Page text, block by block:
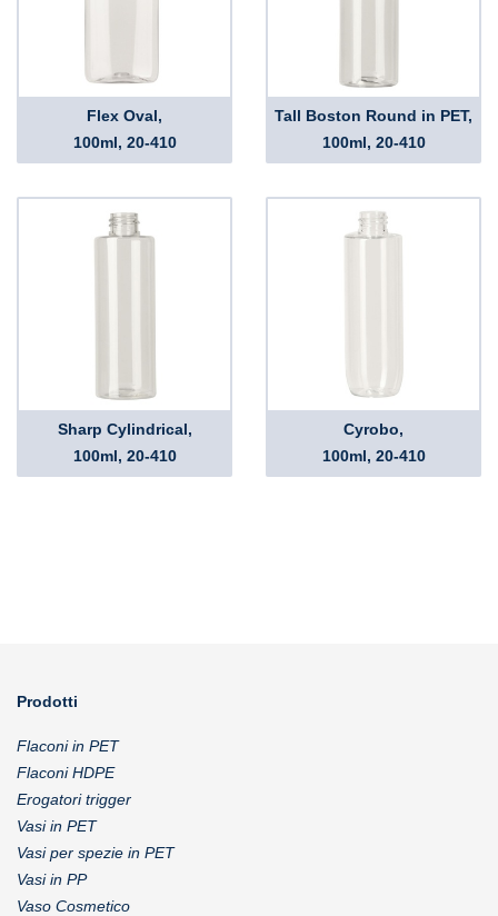
Flex Oval,
100ml, 20-410
Tall Boston Round in PET,
100ml, 20-410
Sharp Cylindrical,
100ml, 20-410
Cyrobo,
100ml, 20-410
Prodotti
Flaconi in PET
Flaconi HDPE
Erogatori trigger
Vasi in PET
Vasi per spezie in PET
Vasi in PP
Vaso Cosmetico